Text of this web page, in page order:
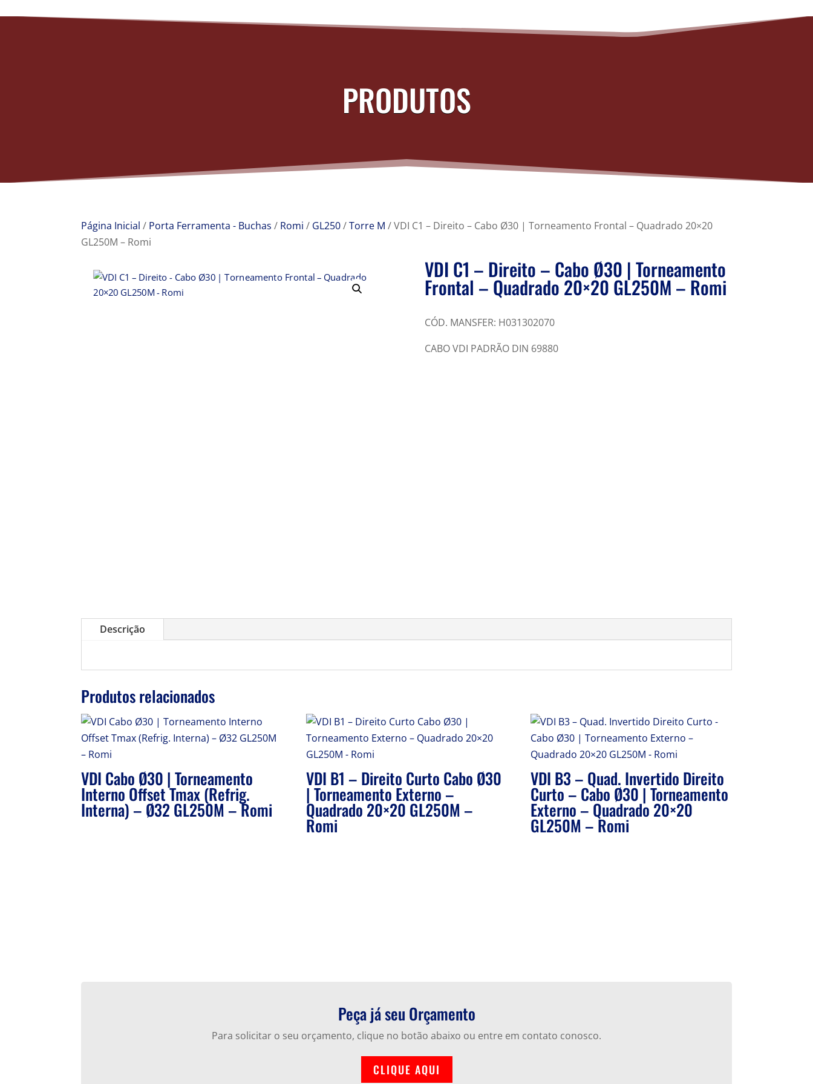
PRODUTOS
Página Inicial / Porta Ferramenta - Buchas / Romi / GL250/Torre M / VDI C1 – Direito – Cabo Ø30 | Torneamento Frontal – Quadrado 20×20
GL250M – Romi
VDI C1 – Direito – Cabo Ø30 | Torneamento
Frontal – Quadrado 20×20 GL250M – Romi
CÓD. MANSFER: H031302070
CABO VDI PADRÃO DIN 69880
Descrição
Produtos relacionados
VDI Cabo Ø30 | Torneamento
Interno Offset Tmax (Refrig.
Interna) – Ø32 GL250M – Romi
VDI B1 – Direito Curto Cabo Ø30
| Torneamento Externo –
Quadrado 20×20 GL250M –
Romi
VDI B3 – Quad. Invertido Direito
Curto – Cabo Ø30 | Torneamento
Externo – Quadrado 20×20
GL250M – Romi
Peça já seu Orçamento
Para solicitar o seu orçamento, clique no botão abaixo ou entre em contato conosco.
CLIQUE AQUI